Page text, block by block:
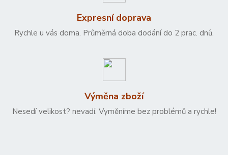
Expresní doprava
Rychle u vás doma. Průměrná doba dodání do 2 prac. dnů.
Výměna zboží
Nesedí velikost? nevadí. Vyměníme bez problémů a rychle!